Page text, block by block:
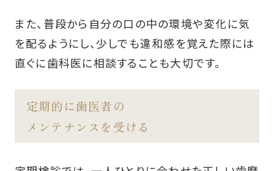
また、普段から自分の口の中の環境や変化に気
を配るようにし、少しでも違和感を覚えた際には
直ぐに歯科医に相談することも大切です。
定期的に歯医者の
メンテナンスを受ける